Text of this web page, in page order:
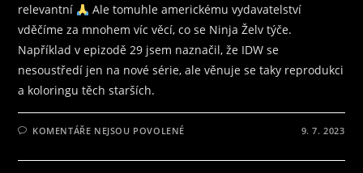
relevantní
Ale tomuhle americkému vydavatelství
vděčíme za mnohem víc věcí, co se Ninja Želv týče.
Například v epizodě 29 jsem naznačil, že IDW se
nesoustředí jen na nové série, ale věnuje se taky reprodukci
a koloringu těch starších.
KOMENTÁŘE NEJSOU POVOLENÉ
NÁZVEM
9. 7. 2023